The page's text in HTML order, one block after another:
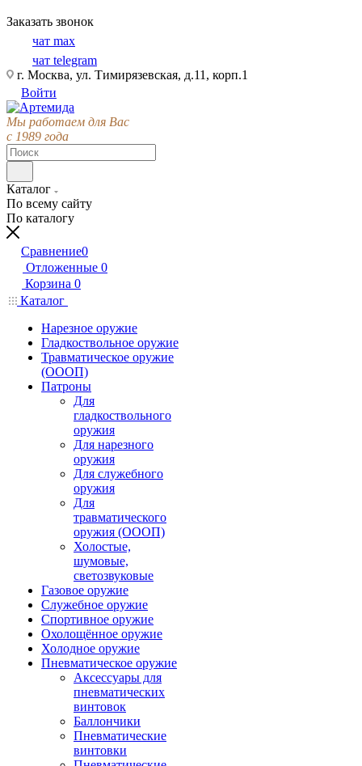
Заказать звонок
чат max
чат telegram
г. Москва, ул. Тимирязевская, д.11, корп.1
Войти
Мы работаем для Вас
с 1989 года
Каталог
По всему сайту
По каталогу
Сравнение0
Отложенные 0
Корзина 0
Каталог
Нарезное оружие
Гладкоствольное оружие
Травматическое оружие
(ОООП)
Патроны
Для
гладкоствольного
оружия
Для нарезного
оружия
Для служебного
оружия
Для
травматического
оружия (ОООП)
Холостые,
шумовые,
светозвуковые
Газовое оружие
Служебное оружие
Спортивное оружие
Охолощённое оружие
Холодное оружие
Пневматическое оружие
Аксессуары для
пневматических
винтовок
Баллончики
Пневматические
винтовки